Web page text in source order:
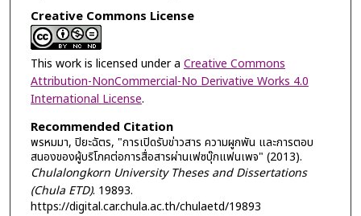
Creative Commons License
This work is licensed under a Creative Commons
Attribution-NonCommercial-No Derivative Works 4.0
International License.
Recommended Citation
พรหมมา, ปิยะฉัตร, "การเปิดรับข่าวสาร ความผูกพัน และการตอบ
สนองของผู้บริโภคต่อการสื่อสารผ่านเฟซบุ๊กแฟนเพจ" (2013).
Chulalongkorn University Theses and Dissertations
(Chula ETD). 19893.
https://digital.car.chula.ac.th/chulaetd/19893